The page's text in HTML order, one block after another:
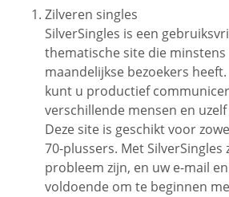
Zilveren singles
SilverSingles is een
thematische site die minstens
maandelijkse bezoekers
kunt u productief
verschillende mensen en
Deze site is geschikt voor
70-plussers. Met SilverSingles
probleem zijn, en uw e-mail
voldoende om te beginnen